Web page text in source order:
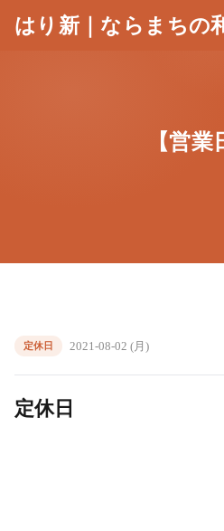
はり新｜ならまちの
【営業
定休日 2021-08-02 (月)
定休日